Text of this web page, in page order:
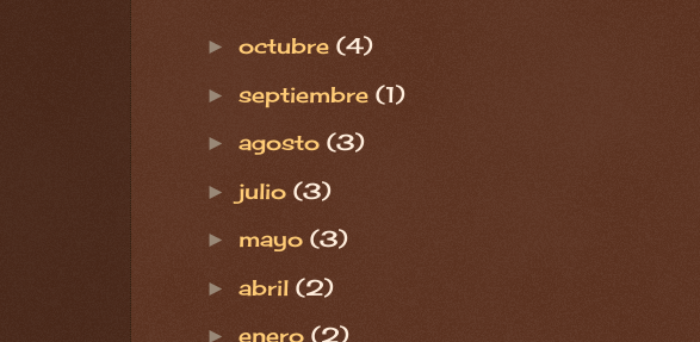
►octubre(4)
►septiembre(1)
►agosto(3)
► julio(3)
► mayo(3)
►abril(2)
►enero(2)